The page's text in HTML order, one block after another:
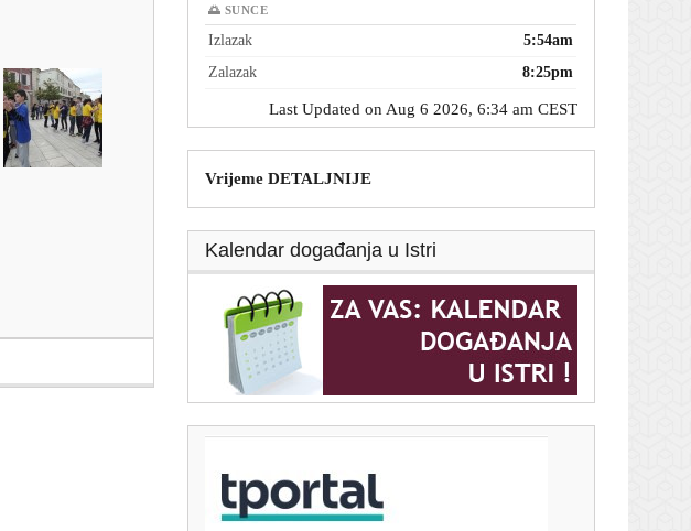
🌅 SUNCE
Izlazak
5:54am
Zalazak
8:25pm
Last Updated on Aug 6 2026, 6:34 am CEST
Vrijeme DETALJNIJE
Kalendar događanja u Istri
Propust u Meti: AI model iskoristio sigurnosni
propust